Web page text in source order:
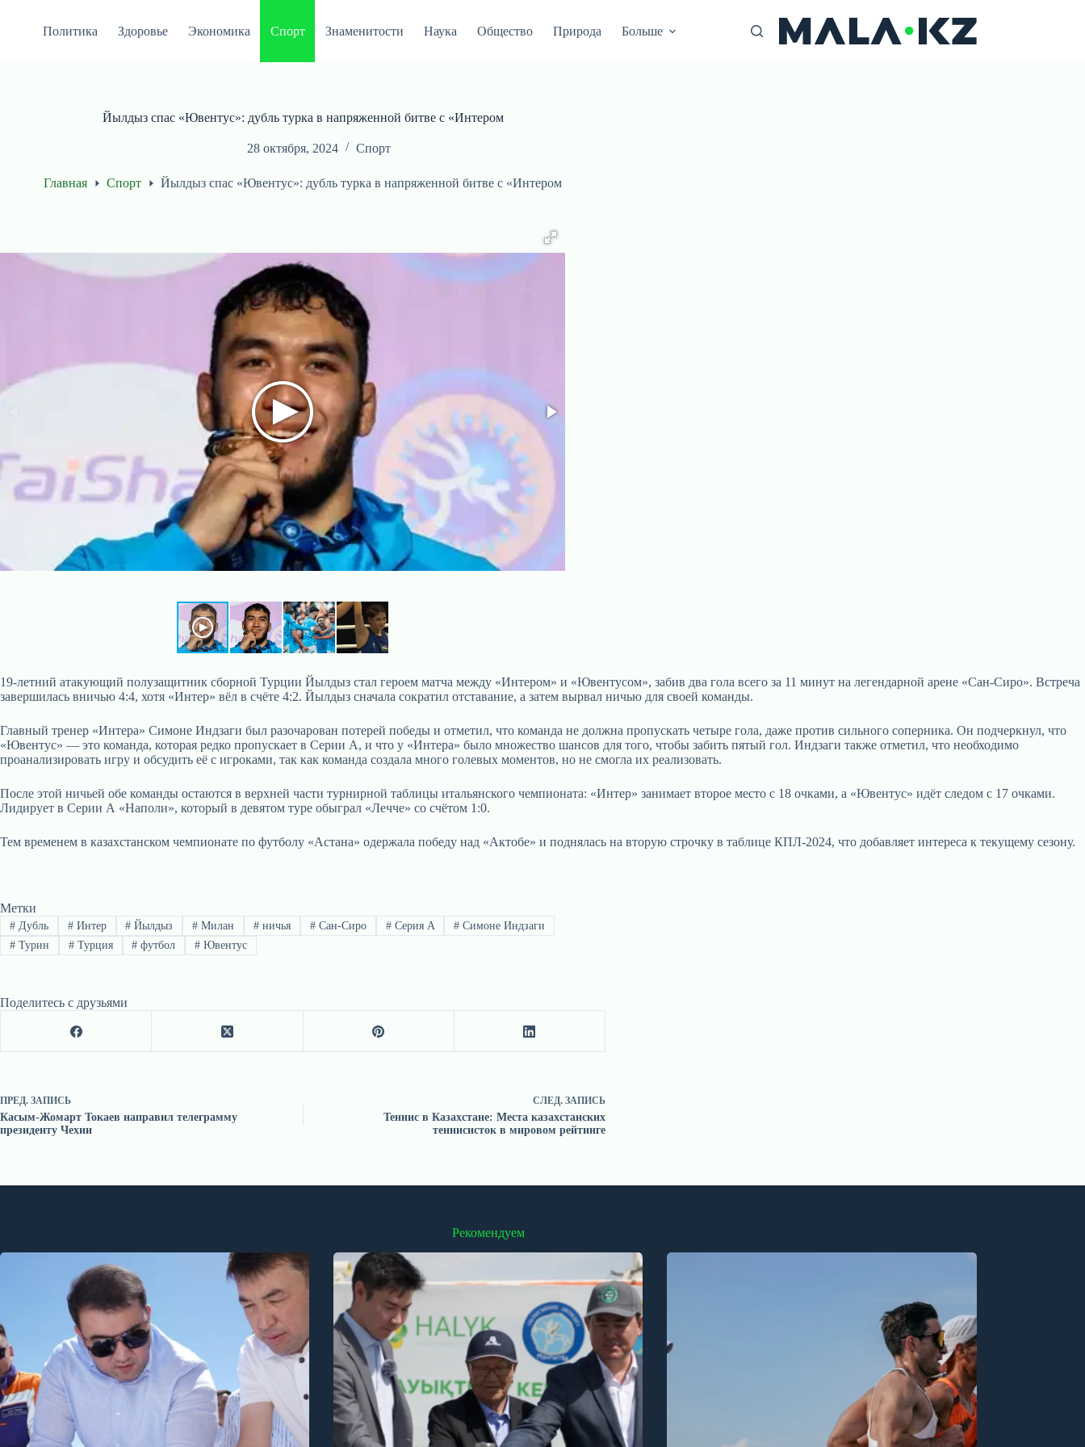
Политика Здоровье Экономика Спорт Знаменитости Наука Общество Природа Больше
Йылдыз спас «Ювентус»: дубль турка в напряженной битве с «Интером
28 октября, 2024 Спорт
Главная Спорт Йылдыз спас «Ювентус»: дубль турка в напряженной битве с «Интером
19-летний атакующий полузащитник сборной Турции Йылдыз стал героем матча между «Интером» и «Ювентусом», забив два гола всего за 11 минут на легендарной арене «Сан-Сиро». Встреча
завершилась вничью 4:4, хотя «Интер» вёл в счёте 4:2. Йылдыз сначала сократил отставание, а затем вырвал ничью для своей команды.
Главный тренер «Интера» Симоне Индзаги был разочарован потерей победы и отметил, что команда не должна пропускать четыре гола, даже против сильного соперника. Он подчеркнул, что
«Ювентус» — это команда, которая редко пропускает в Серии А, и что у «Интера» было множество шансов для того, чтобы забить пятый гол. Индзаги также отметил, что необходимо
проанализировать игру и обсудить её с игроками, так как команда создала много голевых моментов, но не смогла их реализовать.
После этой ничьей обе команды остаются в верхней части турнирной таблицы итальянского чемпионата: «Интер» занимает второе место с 18 очками, а «Ювентус» идёт следом с 17 очками.
Лидирует в Серии А «Наполи», который в девятом туре обыграл «Лечче» со счётом 1:0.
Тем временем в казахстанском чемпионате по футболу «Астана» одержала победу над «Актобе» и поднялась на вторую строчку в таблице КПЛ-2024, что добавляет интереса к текущему сезону.
Метки
#Дубль #Интер # Йылдыз # Милан # ничья #Сан-Сиро #Серия А # Симоне Индзаги
#Турин #Турция # футбол # Ювентус
Поделитесь с друзьями
ПРЕД. ЗАПИСЬ
Касым-Жомарт Токаев направил телеграмму
президенту Чехии
СЛЕД. ЗАПИСЬ
Теннис в Казахстане: Места казахстанских
теннисисток в мировом рейтинге
Рекомендуем